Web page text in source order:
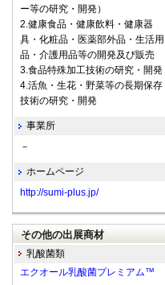
ー等の研究・開発）
2.健康食品・健康飲料・健康器
具・化粧品・医薬部外品・生活用
品・介護用品等の開発及び販売
3.食品特殊加工技術の研究・開発
4.活魚・生花・野菜等の長期保存
技術の研究・開発
事業所
－
ホームページ
http://sumi-plus.jp/
その他の出展商材
乳酸菌類
エクオール乳酸菌プレミアム™